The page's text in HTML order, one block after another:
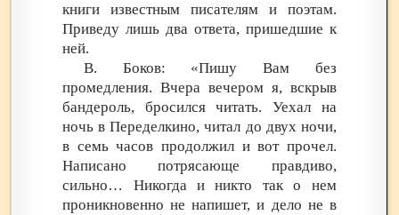
книги известным писателям и поэтам.
Приведу лишь два ответа, пришедшие к
ней.
В. Боков: «Пишу Вам без
промедления. Вчера вечером я, вскрыв
бандероль, бросился читать. Уехал на
ночь в Переделкино, читал до двух ночи,
в семь часов продолжил и вот прочел.
Написано потрясающе правдиво,
сильно… Никогда и никто так о нем
проникновенно не напишет, и дело не в